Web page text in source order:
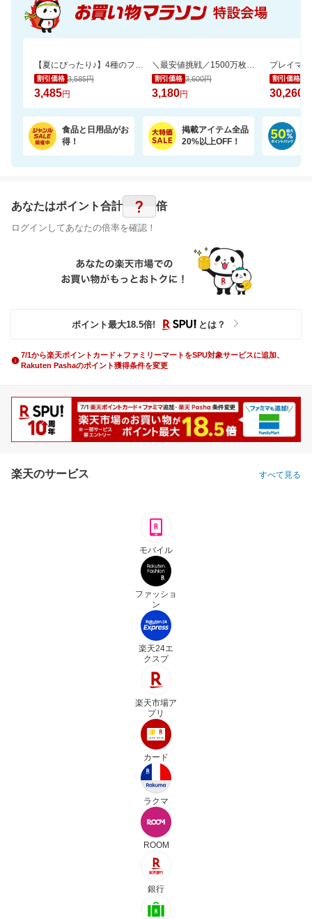
【夏にぴったり♪】4種のフレーバーが楽しめる。ひんやり爽やかなサブレサンドアイス
割引価格 3,585円
3,485円
＼最安値挑戦／1500万枚売れてる★ふかふかホテルバスタオル2枚セットが20周年SALE！
割引価格 3,600円
3,180円
割引価格
30,260
食品と日用品がお
得！
掲載アイテム全品
20%以上OFF！
あなたはポイント合計 ? 倍
ログインしてあなたの倍率を確認！
ポイント最大18.5倍! とは？
7/1から楽天ポイントカード＋ファミリーマートをSPU対象サービスに追加、
Rakuten Pashaのポイント獲得条件を変更
楽天のサービス すべて見る
モバイル
ファッショ
ン
楽天24エ
クスプ
楽天市場ア
プリ
カード
ラクマ
ROOM
銀行